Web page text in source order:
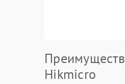
Hikmicro